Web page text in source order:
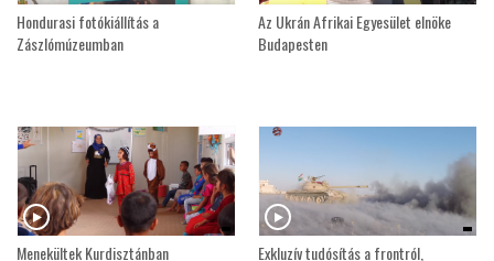
Hondurasi fotókiállítás a
Zászlómúzeumban
Az Ukrán Afrikai Egyesület elnöke
Budapesten
Menekültek Kurdisztánban
Exkluzív tudósítás a frontról,